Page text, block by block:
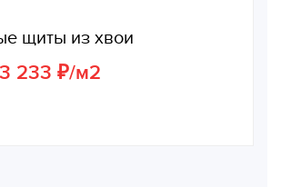
щиты из хвои
233 ₽/м2